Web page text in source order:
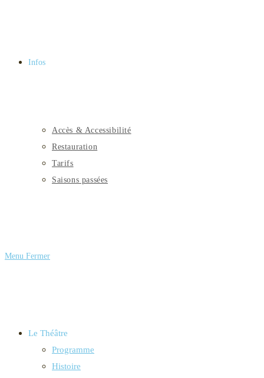
Infos
Accès & Accessibilité
Restauration
Tarifs
Saisons passées
Menu Fermer
Le Théâtre
Programme
Histoire